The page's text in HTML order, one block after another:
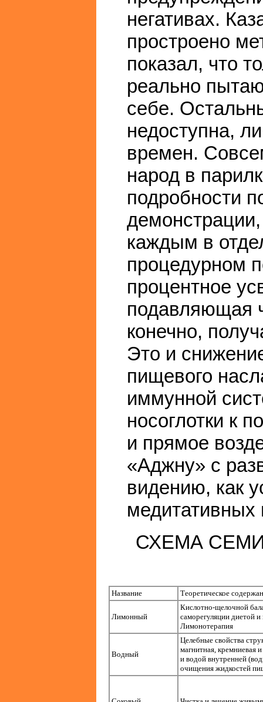
негативах.
простроено
показал, что
реально
себе.
недоступна,
времен.
народ в
подробности
каждым в
процедурном
процентное
подавляющая
конечно,
Это и
пищевого
иммунной
носоглотки к
и прямое
«Аджну» с
видению, как
медитативных
СХЕМА
Название Теоретическое
Лимонный
Кислотно-щелочной
саморегуляции диетой
Лимонотерапия
Водный
Целебные свойства
магнитная, кремниевая
и водой внутренней
очищения жидкостей